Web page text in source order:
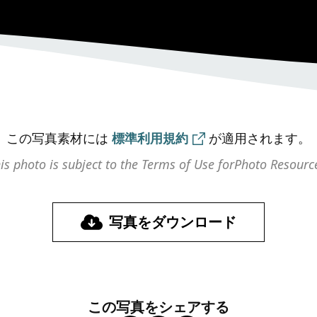
この写真素材には 標準利用規約 が適用されます。
photo is subject to the Terms of Use forPhoto
写真をダウンロード
この写真をシェアする